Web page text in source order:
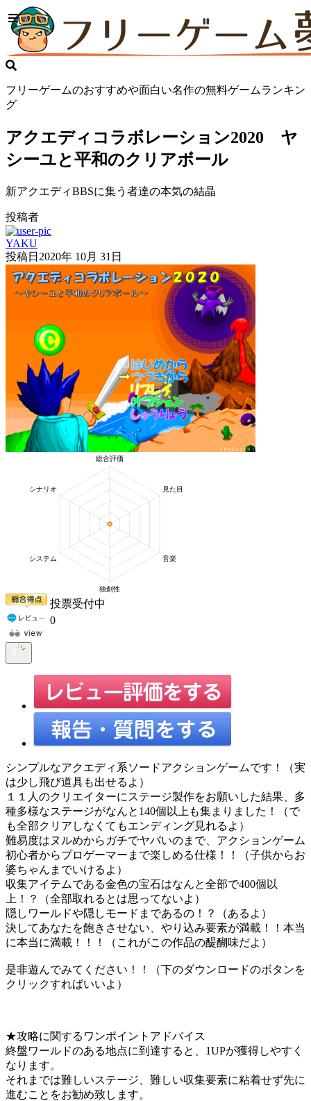
フリーゲームのおすすめや面白い名作の無料ゲームランキン
グ
アクエディコラボレーション2020 ヤ
シーユと平和のクリアボール
新アクエディBBSに集う者達の本気の結晶
投稿者
YAKU
投稿日 2020年 10月 31日
投票受付中
0
シンプルなアクエディ系ソードアクションゲームです！（実
は少し飛び道具も出せるよ）
１１人のクリエイターにステージ製作をお願いした結果、多
種多様なステージがなんと140個以上も集まりました！（で
も全部クリアしなくてもエンディング見れるよ）
難易度はヌルめからガチでヤバいのまで、アクションゲーム
初心者からプロゲーマーまで楽しめる仕様！！（子供からお
婆ちゃんまでいけるよ）
収集アイテムである金色の宝石はなんと全部で400個以
上！？（全部取れるとは思ってないよ）
隠しワールドや隠しモードまであるの！？（あるよ）
決してあなたを飽きさせない、やり込み要素が満載！！本当
に本当に満載！！！（これがこの作品の醍醐味だよ）
是非遊んでみてください！！（下のダウンロードのボタンを
クリックすればいいよ）
★攻略に関するワンポイントアドバイス
終盤ワールドのある地点に到達すると、1UPが獲得しやすく
なります。
それまでは難しいステージ、難しい収集要素に粘着せず先に
進むことをお勧め致します。